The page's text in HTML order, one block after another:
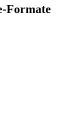
Formate